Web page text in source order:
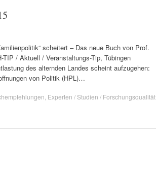
scheitert – Das neue Buch von Prof.
/ Aktuell / Veranstaltungs-Tip, Tübingen
des alternden Landes scheint aufzugehen:
von Politik (HPL)…
Experten / Studien / Forschungsqualität